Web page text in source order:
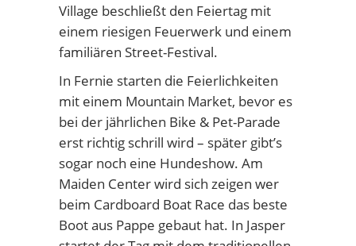
Village beschließt den Feiertag mit
einem riesigen Feuerwerk und einem
familiären Street-Festival.
In Fernie starten die Feierlichkeiten
mit einem Mountain Market, bevor es
bei der jährlichen Bike & Pet-Parade
erst richtig schrill wird – später gibt’s
sogar noch eine Hundeshow. Am
Maiden Center wird sich zeigen wer
beim Cardboard Boat Race das beste
Boot aus Pappe gebaut hat. In Jasper